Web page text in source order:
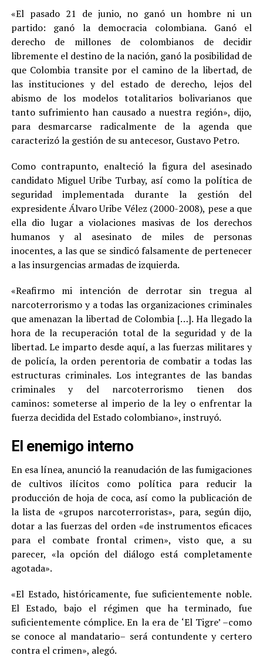
«El pasado 21 de junio, no ganó un hombre ni un
partido: ganó la democracia colombiana. Ganó el
derecho de millones de colombianos de decidir
libremente el destino de la nación, ganó la posibilidad de
que Colombia transite por el camino de la libertad, de
las instituciones y del estado de derecho, lejos del
abismo de los modelos totalitarios bolivarianos que
tanto sufrimiento han causado a nuestra región», dijo,
para desmarcarse radicalmente de la agenda que
caracterizó la gestión de su antecesor, Gustavo Petro.
Como contrapunto, enalteció la figura del asesinado
candidato Miguel Uribe Turbay, así como la política de
seguridad implementada durante la gestión del
expresidente Álvaro Uribe Vélez (2000-2008), pese a que
ella dio lugar a violaciones masivas de los derechos
humanos y al asesinato de miles de personas
inocentes, a las que se sindicó falsamente de pertenecer
a las insurgencias armadas de izquierda.
«Reafirmo mi intención de derrotar sin tregua al
narcoterrorismo y a todas las organizaciones criminales
que amenazan la libertad de Colombia […]. Ha llegado la
hora de la recuperación total de la seguridad y de la
libertad. Le imparto desde aquí, a las fuerzas militares y
de policía, la orden perentoria de combatir a todas las
estructuras criminales. Los integrantes de las bandas
criminales y del narcoterrorismo tienen dos
caminos: someterse al imperio de la ley o enfrentar la
fuerza decidida del Estado colombiano», instruyó.
El enemigo interno
En esa línea, anunció la reanudación de las fumigaciones
de cultivos ilícitos como política para reducir la
producción de hoja de coca, así como la publicación de
la lista de «grupos narcoterroristas», para, según dijo,
dotar a las fuerzas del orden «de instrumentos eficaces
para el combate frontal crimen», visto que, a su
parecer, «la opción del diálogo está completamente
agotada».
«El Estado, históricamente, fue suficientemente noble.
El Estado, bajo el régimen que ha terminado, fue
suficientemente cómplice. En la era de ‘El Tigre’ –como
se conoce al mandatario– será contundente y certero
contra el crimen», alegó.